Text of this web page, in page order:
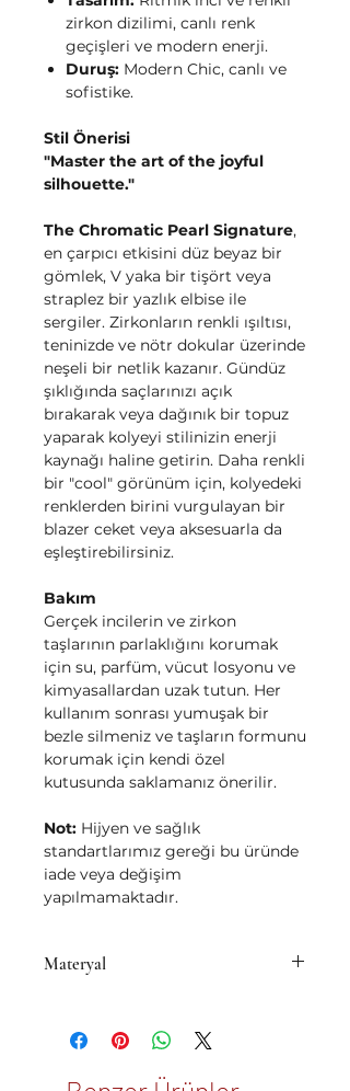
zirkon dizilimi, canlı renk
geçişleri ve modern enerji.
Duruş: Modern Chic, canlı ve
sofistike.
Stil Önerisi
"Master the art of the joyful
silhouette."
The Chromatic Pearl Signature,
en çarpıcı etkisini düz beyaz bir
gömlek, V yaka bir tişört veya
straplez bir yazlık elbise ile
sergiler. Zirkonların renkli ışıltısı,
teninizde ve nötr dokular üzerinde
neşeli bir netlik kazanır. Gündüz
şıklığında saçlarınızı açık
bırakarak veya dağınık bir topuz
yaparak kolyeyi stilinizin enerji
kaynağı haline getirin. Daha renkli
bir "cool" görünüm için, kolyedeki
renklerden birini vurgulayan bir
blazer ceket veya aksesuarla da
eşleştirebilirsiniz.
Bakım
Gerçek incilerin ve zirkon
taşlarının parlaklığını korumak
için su, parfüm, vücut losyonu ve
kimyasallardan uzak tutun. Her
kullanım sonrası yumuşak bir
bezle silmeniz ve taşların formunu
korumak için kendi özel
kutusunda saklamanız önerilir.
Not: Hijyen ve sağlık
standartlarımız gereği bu üründe
iade veya değişim
yapılmamaktadır.
Materyal
kaplama